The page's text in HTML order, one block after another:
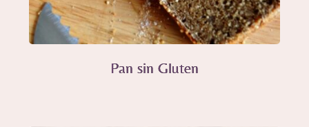
Pan sin Gluten